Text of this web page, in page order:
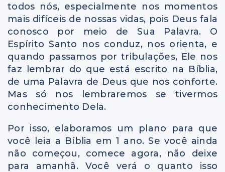
todos nós, especialmente nos momentos
mais difíceis de nossas vidas, pois Deus fala
conosco por meio de Sua Palavra. O
Espírito Santo nos conduz, nos orienta, e
quando passamos por tribulações, Ele nos
faz lembrar do que está escrito na Bíblia,
de uma Palavra de Deus que nos conforte.
Mas só nos lembraremos se tivermos
conhecimento Dela.
Por isso, elaboramos um plano para que
você leia a Bíblia em 1 ano. Se você ainda
não começou, comece agora, não deixe
para amanhã. Você verá o quanto isso